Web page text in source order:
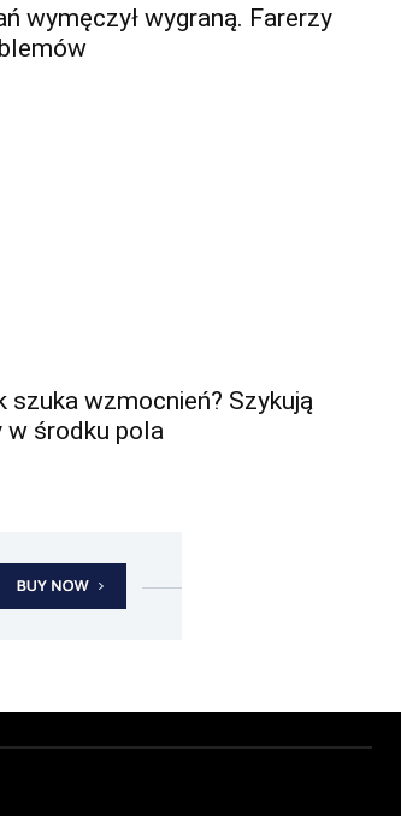
wymęczył wygraną. Farerzy
szuka wzmocnień? Szykują
w środku pola